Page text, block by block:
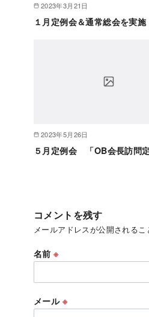
2023年3月21日
１月定例会＆通常総会を実施
2023年5月26日
５月定例会 「OB会長訪問定
コメントを残す
メールアドレスが公開されるこ
名前※
メール ※